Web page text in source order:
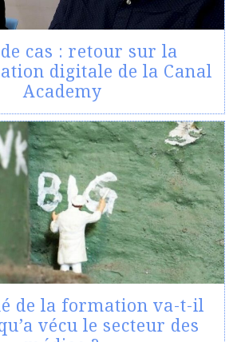
cas : retour sur la
digitale de la Canal
Academy
de la formation va-t-il
vécu le secteur des